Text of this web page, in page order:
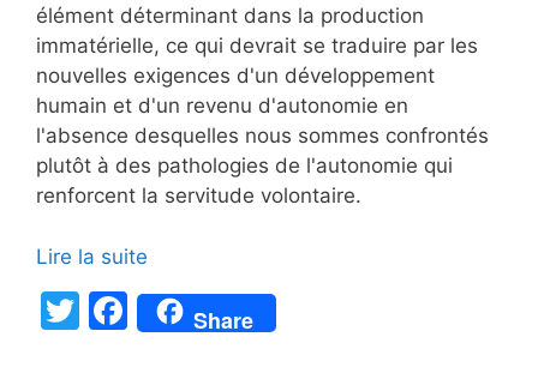
élément déterminant dans la production
immatérielle, ce qui devrait se traduire par les
nouvelles exigences d'un développement
humain et d'un revenu d'autonomie en
l'absence desquelles nous sommes confrontés
plutôt à des pathologies de l'autonomie qui
renforcent la servitude volontaire.
Lire la suite
T
F
a
Share